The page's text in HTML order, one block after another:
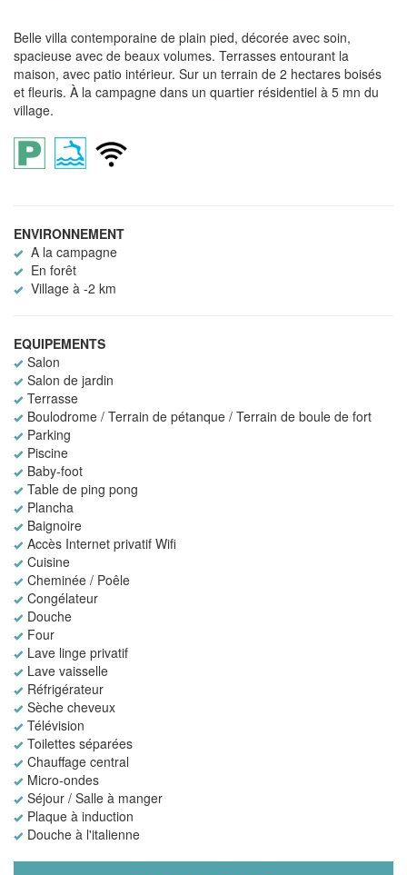
Belle villa contemporaine de plain pied, décorée avec soin,
spacieuse avec de beaux volumes. Terrasses entourant la
maison, avec patio intérieur. Sur un terrain de 2 hectares boisés
et fleuris. À la campagne dans un quartier résidentiel à 5 mn du
village.
ENVIRONNEMENT
A la campagne
En forêt
Village à -2 km
EQUIPEMENTS
Salon
Salon de jardin
Terrasse
Boulodrome / Terrain de pétanque / Terrain de boule de fort
Parking
Piscine
Baby-foot
Table de ping pong
Plancha
Baignoire
Accès Internet privatif Wifi
Cuisine
Cheminée / Poêle
Congélateur
Douche
Four
Lave linge privatif
Lave vaisselle
Réfrigérateur
Sèche cheveux
Télévision
Toilettes séparées
Chauffage central
Micro-ondes
Séjour / Salle à manger
Plaque à induction
Douche à l'italienne